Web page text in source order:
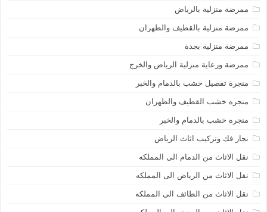
ممرضة منزلية بالرياض
ممرضة منزلية بالقطيف والظهران
ممرضة منزلية بجدة
ممرضة ورعاية منزلية الرياض والخرج
منجرة تفصيل خشب بالدمام والخبر
منجره خشب القطيف والظهران
منجره خشب بالدمام والخبر
نجار فك وتركيب اثاث الرياض
نقل الاثاث من الدمام الى المملكه
نقل الاثاث من الرياض الى المملكه
نقل الاثاث من الطائف الى المملكه